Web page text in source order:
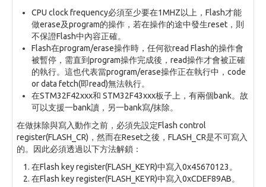
CPU clock frequency必須至少要在1MHZ以上，Flash才能
做erase及program的操作，若在操作的途中發生reset，則
不保證Flash中內容正確。
Flash在program/erase操作時，任何欲read Flash的操作會
被暫停，需直到program操作完成後，read操作才會被正確
的執行。這也代表當program/erase操作正在執行中，code
or data fetch(即read)無法執行。
在STM32F42xxx和 STM32F43xxx板子上，有兩個bank。故
可以支援一bank讀，另一bank寫/抹除。
在做抹除與寫入動作之前，必須先設定Flash control
register(FLASH_CR)，然而在Reset之後，FLASH_CR是不可寫入
的。因此必須透過以下方法解鎖：
在Flash key register(FLASH_KEYR)中寫入0x45670123。
在Flash key register(FLASH_KEYR)中寫入0xCDEF89AB。